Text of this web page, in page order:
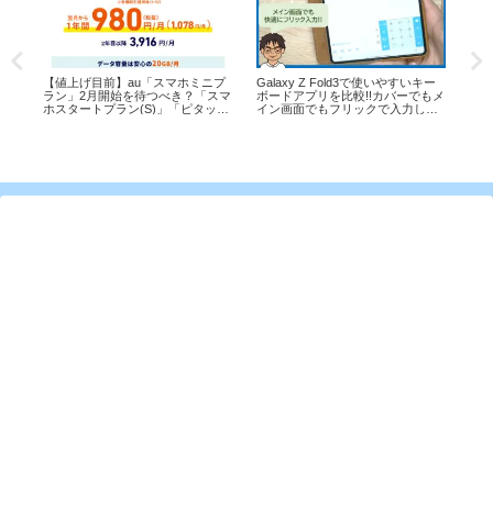
【値上げ目前】au「スマホミニプ
ラン」2月開始を待つべき？「スマ
ホスタートプラン(S)」「ピタット
Galaxy Z Fold3で使いやすいキー
ボードアプリを比較!!カバーでもメ
イン画面でもフリックで入力しや